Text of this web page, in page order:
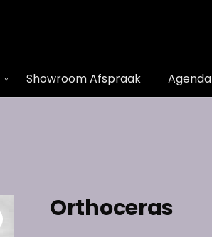
Showroom Afspraak Agenda
Orthoceras